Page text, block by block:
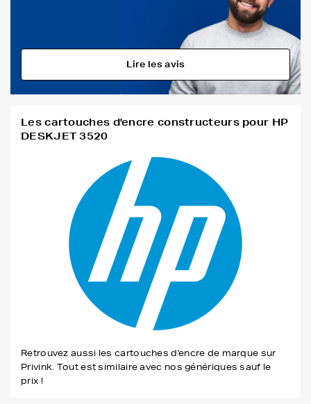
Lire les avis
Les cartouches d'encre constructeurs pour HP
DESKJET 3520
Retrouvez aussi les cartouches d'encre de marque sur
Privink. Tout est similaire avec nos génériques sauf le
prix !